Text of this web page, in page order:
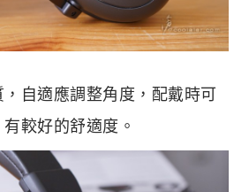
自適應調整角度，配戴時可
較好的舒適度。